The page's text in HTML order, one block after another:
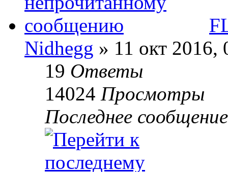
Nidhegg » 11 окт 2016,
19 Ответы
14024 Просмотры
Последнее